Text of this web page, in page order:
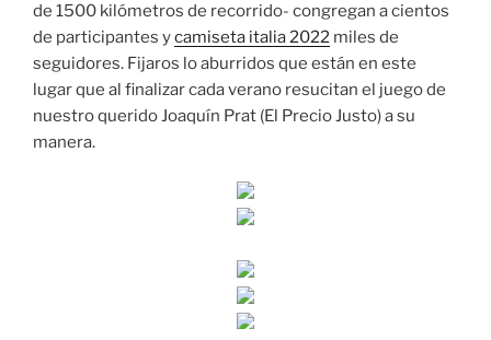
de 1500 kilómetros de recorrido- congregan a cientos
de participantes ycamiseta italia 2022 miles de
seguidores. Fijaros lo aburridos que están en este
lugar que al finalizar cada verano resucitan el juego de
nuestro querido Joaquín Prat (El Precio Justo) a su
manera.